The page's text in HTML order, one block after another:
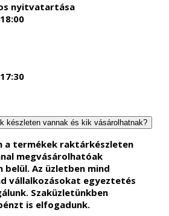
nyitvatartása
készleten vannak és kik vásárolhatnak?
a termékek raktárkészleten
megvásárolhatóak
Az üzletben mind
vállalkozásokat egyeztetés
Szaküzletünkben
is elfogadunk.